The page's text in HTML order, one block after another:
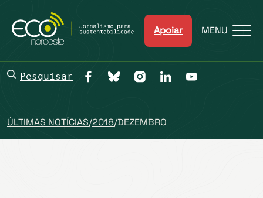
Apoiar MENU
Pesquisar
ÚLTIMAS NOTÍCIAS/2018/DEZEMBRO